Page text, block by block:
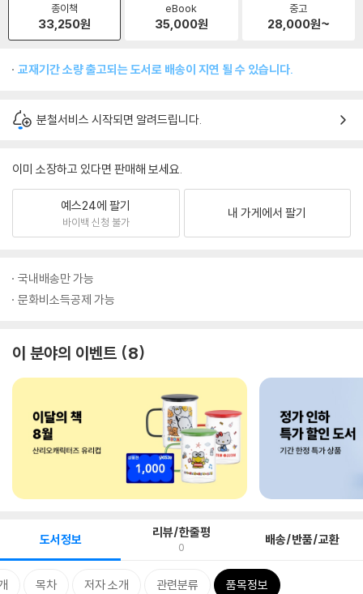
종이책
33,250원
eBook
35,000원
중고
28,000원~
교재기간 소량 출고되는 도서로 배송이 지연 될 수 있습니다.
분철서비스 시작되면 알려드립니다.
이미 소장하고 있다면 판매해 보세요.
예스24에 팔기
바이백 신청 불가
내 가게에서 팔기
국내배송만 가능
문화비소득공제 가능
이 분야의 이벤트 8
도서정보 리뷰/한줄평
0 배송/반품/교환
목차 저자 소개 관련분류 품목정보